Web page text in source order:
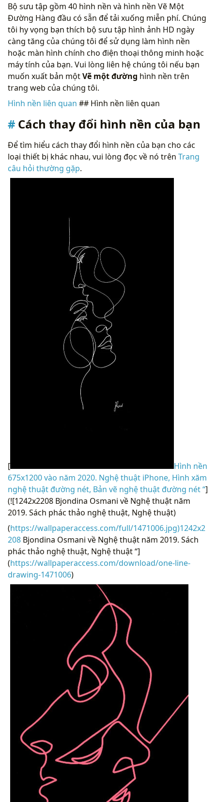
Bộ sưu tập gồm 40 hình nền và hình nền Vẽ Một
Đường Hàng đầu có sẵn để tải xuống miễn phí. Chúng
tôi hy vọng bạn thích bộ sưu tập hình ảnh HD ngày
càng tăng của chúng tôi để sử dụng làm hình nền
hoặc màn hình chính cho điện thoại thông minh hoặc
máy tính của bạn. Vui lòng liên hệ chúng tôi nếu bạn
muốn xuất bản mộtVẽ một đường hình nền trên
trang web của chúng tôi.
Hình nền liên quan ## Hình nền liên quan
Cách thay đổi hình nền của bạn
Để tìm hiểu cách thay đổi hình nền của bạn cho các
loại thiết bị khác nhau, vui lòng đọc về nó trên Trang
câu hỏi thường gặp.
[
Hình nền
675x1200 vào năm 2020. Nghệ thuật iPhone, Hình xăm
nghệ thuật đường nét, Bản vẽ nghệ thuật đường nét “]
(![1242x2208 Bjondina Osmani về Nghệ thuật năm
2019. Sách phác thảo nghệ thuật, Nghệ thuật)
(https://wallpaperaccess.com/full/1471006.jpg)1242x2
208 Bjondina Osmani về Nghệ thuật năm 2019. Sách
phác thảo nghệ thuật, Nghệ thuật “]
(https://wallpaperaccess.com/download/one-line-
drawing-1471006)